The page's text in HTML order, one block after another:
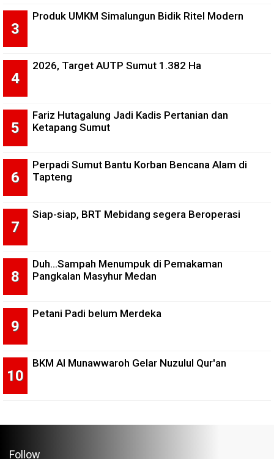
Produk UMKM Simalungun Bidik Ritel Modern
2026, Target AUTP Sumut 1.382 Ha
Fariz Hutagalung Jadi Kadis Pertanian dan
Ketapang Sumut
Perpadi Sumut Bantu Korban Bencana Alam di
Tapteng
Siap-siap, BRT Mebidang segera Beroperasi
Duh...Sampah Menumpuk di Pemakaman
Pangkalan Masyhur Medan
Petani Padi belum Merdeka
BKM Al Munawwaroh Gelar Nuzulul Qur'an
Follow